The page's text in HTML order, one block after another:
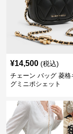
¥14,500 (税込)
チェーン バッグ 菱格
グミニポシェット